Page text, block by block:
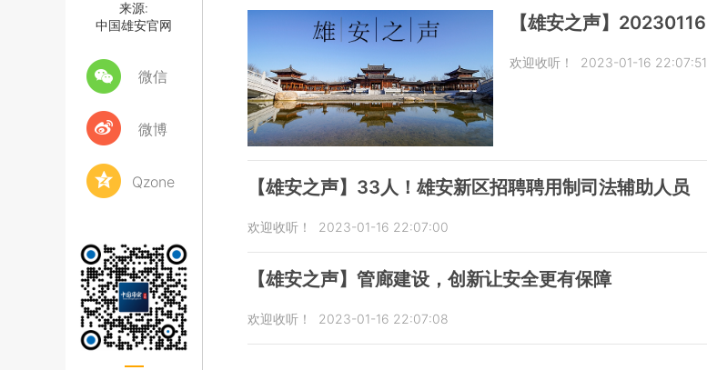
来源:
中国雄安官网
微信
微博
Qzone
【雄安之声】20230116
欢迎收听！ 2023-01-16 22:07:51
【雄安之声】33人！雄安新区招聘聘用制司法辅助人员
欢迎收听！ 2023-01-16 22:07:00
【雄安之声】管廊建设，创新让安全更有保障
欢迎收听！ 2023-01-16 22:07:08